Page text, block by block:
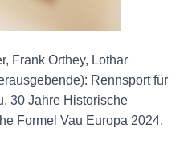
Frank Orthey, Lothar
Rennsport für
30 Jahre Historische
Formel Vau Europa 2024.